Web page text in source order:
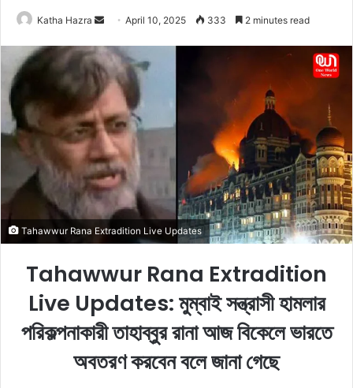
Katha Hazra
n
d
a
n
e
m
a
i
April 10, 2025 333 2 minutes read
Tahawwur Rana Extradition Live Updates
Tahawwur Rana Extradition
Live Updates: মুম্বাই সন্ত্রাসী হামলার
পরিকল্পনাকারী তাহাব্বুর রানা আজ বিকেলে ভারতে
অবতরণ করবেন বলে জানা গেছে